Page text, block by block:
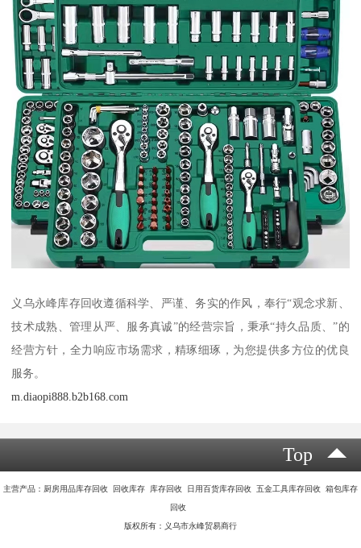
义乌永峰库存回收遵循科学、严谨、务实的作风，奉行“观念求新、
技术成熟、管理从严、服务真诚”的经营宗旨，秉承“持久品质、”的
经营方针，全力响应市场需求，精琢细琢，为您提供多方位的优良
服务。
m.diaopi888.b2b168.com
Top
主营产品：厨房用品库存回收 回收库存 库存回收 日用百货库存回收 五金工具库存回收 箱包库存
回收
版权所有：义乌市永峰贸易商行